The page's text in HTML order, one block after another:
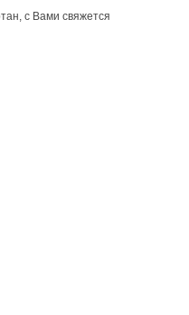
с Вами свяжется